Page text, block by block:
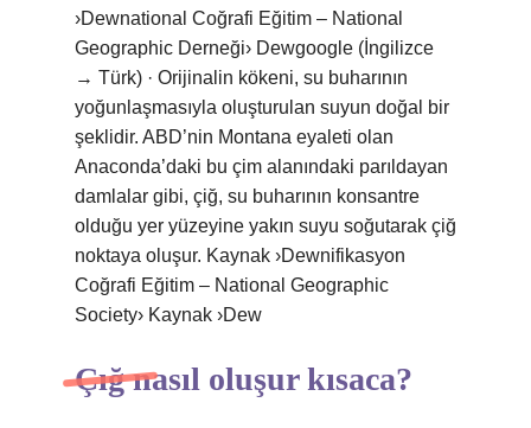
›Dewnational Coğrafi Eğitim – National
Geographic Derneği› Dewgoogle (İngilizce
→ Türk) · Orijinalin kökeni, su buharının
yoğunlaşmasıyla oluşturulan suyun doğal bir
şeklidir. ABD’nin Montana eyaleti olan
Anaconda’daki bu çim alanındaki parıldayan
damlalar gibi, çiğ, su buharının konsantre
olduğu yer yüzeyine yakın suyu soğutarak çiğ
noktaya oluşur. Kaynak ›Dewnifikasyon
Coğrafi Eğitim – National Geographic
Society› Kaynak ›Dew
Çığ nasıl oluşur kısaca?